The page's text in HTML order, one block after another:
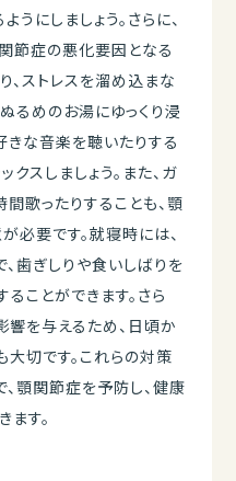
にしましょう。さらに、
節症の悪化要因となる
、ストレスを溜め込まな
るめのお湯にゆっくり浸
きな音楽を聴いたりする
クスしましょう。また、ガ
歌ったりすることも、顎
必要です。就寝時には、
歯ぎしりや食いしばりを
ことができます。さら
響を与えるため、日頃か
切です。これらの対策
顎関節症を予防し、健康
す。